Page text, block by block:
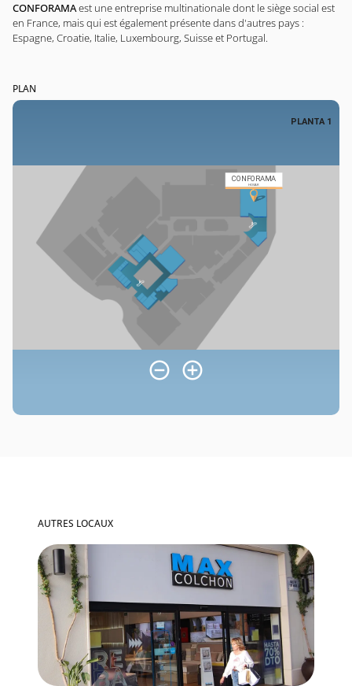
CONFORAMAest une entreprise multinationale dont le siège social est
en France, mais qui est également présente dans d'autres pays :
Espagne, Croatie, Italie, Luxembourg, Suisse et Portugal.
PLAN
AUTRES LOCAUX